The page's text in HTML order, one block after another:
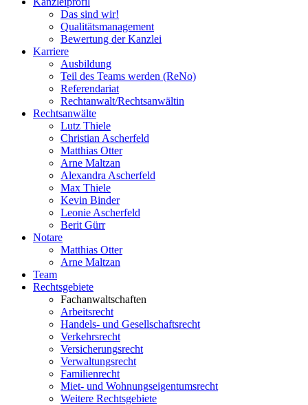
Das sind wir!
Qualitätsmanagement
Bewertung der Kanzlei
Karriere
Ausbildung
Teil des Teams werden (ReNo)
Referendariat
Rechtanwalt/Rechtsanwältin
Rechtsanwälte
Lutz Thiele
Christian Ascherfeld
Matthias Otter
Arne Maltzan
Alexandra Ascherfeld
Max Thiele
Kevin Binder
Leonie Ascherfeld
Berit Gürr
Notare
Matthias Otter
Arne Maltzan
Team
Rechtsgebiete
Fachanwaltschaften
Arbeitsrecht
Handels- und Gesellschaftsrecht
Verkehrsrecht
Versicherungsrecht
Verwaltungsrecht
Familienrecht
Miet- und Wohnungseigentumsrecht
Weitere Rechtsgebiete